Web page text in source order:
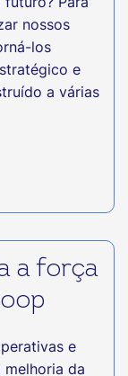
nossos
los
e
a várias
a força
e
da